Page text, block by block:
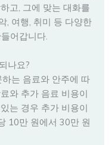
고, 그에 맞는 대화를
, 여행, 취미 등 다양한
어갑니다.
나요?
는 음료와 안주에 따
와 추가 음료 비용이
는 경우 추가 비용이
10만 원에서 30만 원